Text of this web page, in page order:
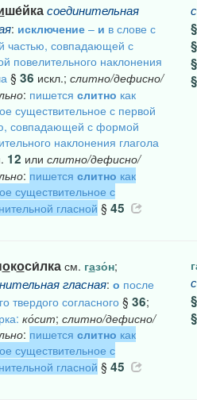
ше́йка соединительная
: исключение– и в слове с
частью, совпадающей с
повелительного наклонения
§ 36 искл.; слитно/дефисно/
: пишется слитно как
существительное с первой
совпадающей с формой
наклонения глагола
12 или слитно/дефисно/
: пишется слитно как
существительное с
гласной § 45
окоси́лкасм. газо́н;
гласная: о после
твердого согласного§ 36;
ко́сит; слитно/дефисно/
: пишется слитно как
существительное с
гласной § 45